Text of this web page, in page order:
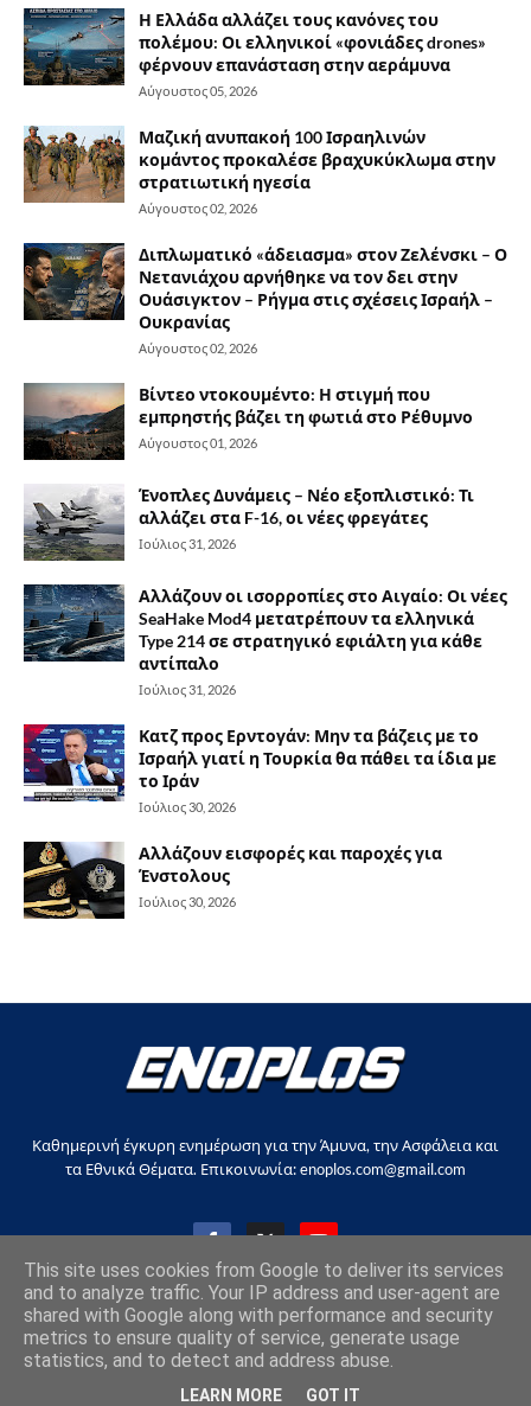
Η Ελλάδα αλλάζει τους κανόνες του
πολέμου: Οι ελληνικοί «φονιάδες drones»
φέρνουν επανάσταση στην αεράμυνα
Αύγουστος 05, 2026
Μαζική ανυπακοή 100 Ισραηλινών
κομάντος προκαλέσε βραχυκύκλωμα στην
στρατιωτική ηγεσία
Αύγουστος 02, 2026
Διπλωματικό «άδειασμα» στον Ζελένσκι – Ο
Νετανιάχου αρνήθηκε να τον δει στην
Ουάσιγκτον – Ρήγμα στις σχέσεις Ισραήλ –
Ουκρανίας
Αύγουστος 02, 2026
Βίντεο ντοκουμέντο: Η στιγμή που
εμπρηστής βάζει τη φωτιά στο Ρέθυμνο
Αύγουστος 01, 2026
Ένοπλες Δυνάμεις – Νέο εξοπλιστικό: Τι
αλλάζει στα F-16, οι νέες φρεγάτες
Ιούλιος 31, 2026
Αλλάζουν οι ισορροπίες στο Αιγαίο: Οι νέες
SeaHake Mod4 μετατρέπουν τα ελληνικά
Type 214 σε στρατηγικό εφιάλτη για κάθε
αντίπαλο
Ιούλιος 31, 2026
Κατζ προς Ερντογάν: Μην τα βάζεις με το
Ισραήλ γιατί η Τουρκία θα πάθει τα ίδια με
το Ιράν
Ιούλιος 30, 2026
Αλλάζουν εισφορές και παροχές για
Ένστολους
Ιούλιος 30, 2026
Καθημερινή έγκυρη ενημέρωση για την Άμυνα, την Ασφάλεια και
τα Εθνικά Θέματα. Επικοινωνία: enoplos.com@gmail.com
Copyright © 2017-2026, all rights reserved |enoplos.gr
This site uses cookies from Google to deliver its services
and to analyze traffic. Your IP address and user-agent are
shared with Google along with performance and security
metrics to ensure quality of service, generate usage
statistics, and to detect and address abuse.
LEARN MORE GOT IT